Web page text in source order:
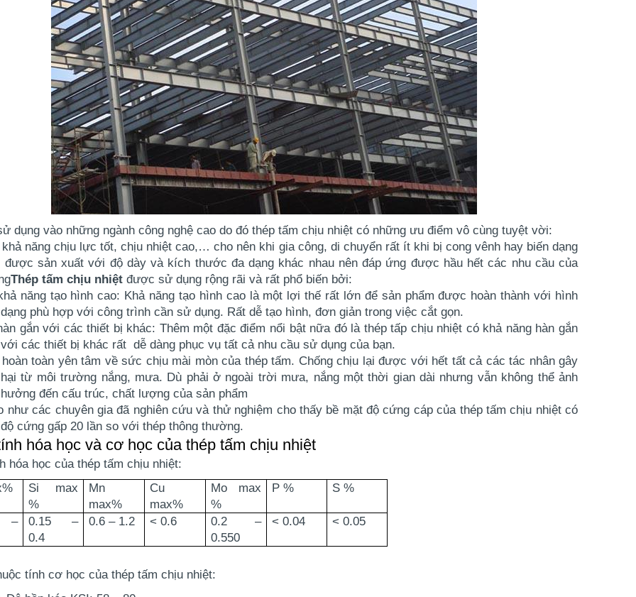
dụng vào những ngành công nghệ cao do đó thép tấm chịu nhiệt có những ưu điểm vô cùng tuyệt vời:
năng chịu lực tốt, chịu nhiệt cao,… cho nên khi gia công, di chuyển rất ít khi bị cong vênh hay biến dạng​
được sản xuất với độ dày và kích thước đa dạng khác nhau nên đáp ứng được hầu hết các nhu cầu của
Thép tấm chịu nhiệt được sử dụng rộng rãi và rất phổ biến bởi:
năng tạo hình cao: Khả năng tạo hình cao là một lợi thế rất lớn để sản phẩm được hoàn thành với hình
dạng phù hợp với công trình cần sử dụng. Rất dễ tạo hình, đơn giản trong việc cắt gọn.
gắn với các thiết bị khác: Thêm một đặc điểm nổi bật nữa đó là thép tấp chịu nhiệt có khả năng hàn gắn
với các thiết bị khác rất dễ dàng phục vụ tất cả nhu cầu sử dụng của bạn.
toàn yên tâm về sức chịu mài mòn của thép tấm. Chống chịu lại được với hết tất cả các tác nhân gây
hại từ môi trường nắng, mưa. Dù phải ở ngoài trời mưa, nắng một thời gian dài nhưng vẫn không thể ảnh
hưởng đến cấu trúc, chất lượng của sản phẩm
như các chuyên gia đã nghiên cứu và thử nghiệm cho thấy bề mặt độ cứng cáp của thép tấm chịu nhiệtcó
độ cứng gấp 20 lần so với thép thông thường.
hóa học và cơ học của thép tấm chịu nhiệt
hóa học của thép tấm chịu nhiệt:
Si max
%
Mn
max%
Cu
max%
Mo max
%
P % S %
–
0.15 –
0.4
0.6 – 1.2 < 0.6
0.2 –
0.550
< 0.04 < 0.05
cơ học của thép tấm chịu nhiệt: